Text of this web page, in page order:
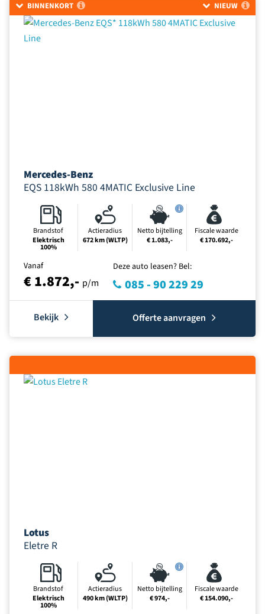
BINNENKORT NIEUW
Mercedes-Benz
EQS 118kWh 580 4MATIC Exclusive Line
Brandstof
Elektrisch
100%
Actieradius
672 km (WLTP)
Netto bijtelling
€ 1.083,-
Fiscale waarde
€ 170.692,-
Vanaf
€ 1.872,- p/m
Deze auto leasen? Bel:
085 - 90 229 29
Bekijk Offerte aanvragen
Lotus
Eletre R
Brandstof
Elektrisch
100%
Actieradius
490 km (WLTP)
Netto bijtelling
€ 974,-
Fiscale waarde
€ 154.090,-